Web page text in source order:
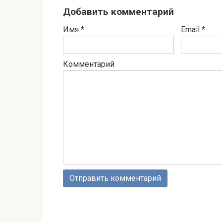
Добавить комментарий
Имя * Email *
Комментарий